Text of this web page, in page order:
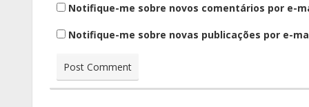
Notifique-me sobre novos comentários por e-
Notifique-me sobre novas publicações por e-